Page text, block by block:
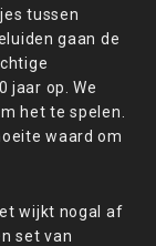
tussen
gaan de
jaar op. We
het te spelen.
waard om
wijkt nogal af
set van